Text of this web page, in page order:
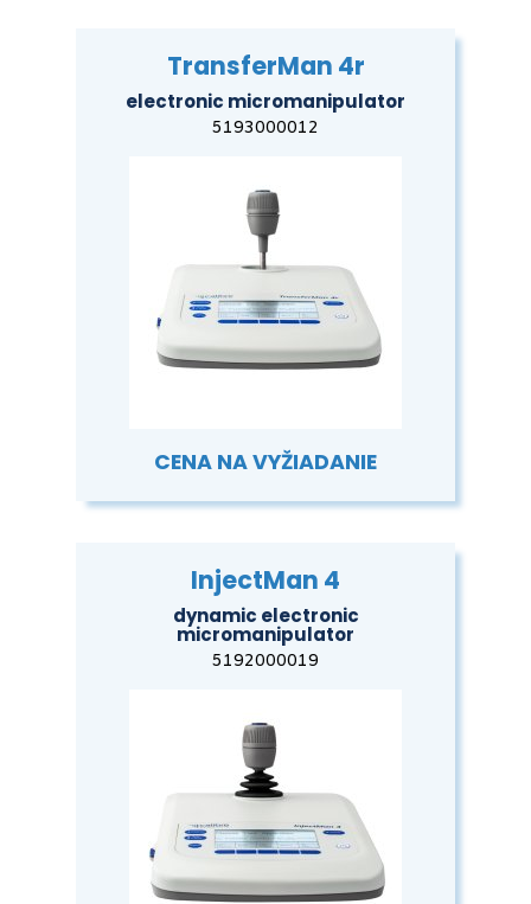
TransferMan 4r
electronic micromanipulator
5193000012
CENA NA VYŽIADANIE
InjectMan 4
dynamic electronic
micromanipulator
5192000019